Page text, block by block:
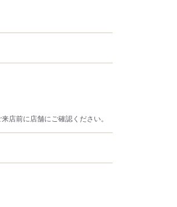
店前に店舗にご確認ください。